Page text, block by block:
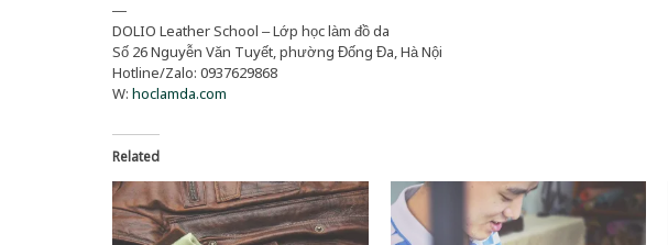
—
DOLIO Leather School – Lớp học làm đồ da
Số 26 Nguyễn Văn Tuyết, phường Đống Đa, Hà Nội
Hotline/Zalo: 0937629868
W: hoclamda.com
Related